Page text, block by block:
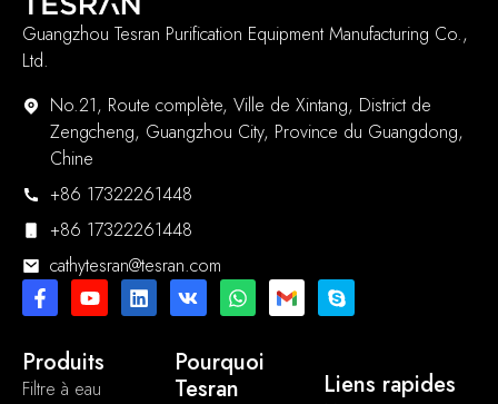
Guangzhou Tesran Purification Equipment Manufacturing Co.,
Ltd.
No.21, Route complète, Ville de Xintang, District de
Zengcheng, Guangzhou City, Province du Guangdong,
Chine
+86 17322261448
+86 17322261448
cathytesran@tesran.com
Produits
Filtre à eau
Pourquoi
Tesran
Liens rapides